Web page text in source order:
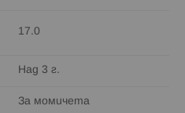
17.0
Над 3 г.
За момичета